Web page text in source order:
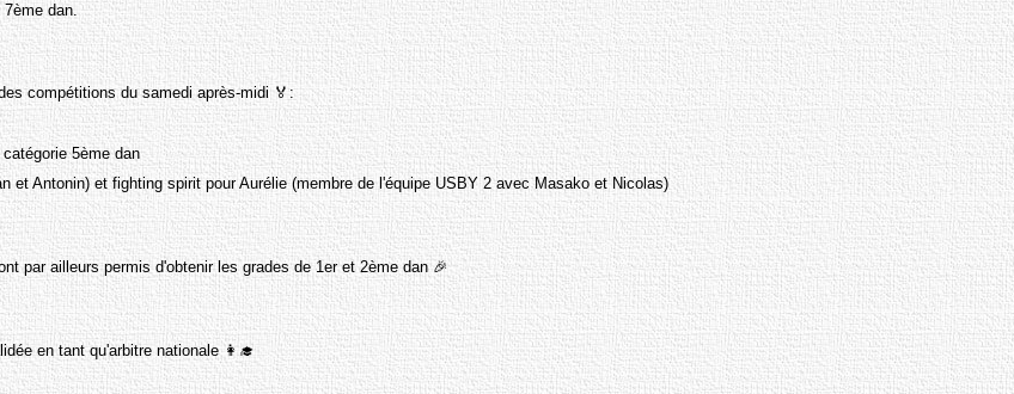
dan.
compétitions du samedi après-midi 🏅:
5ème dan
et Antonin) et fighting spirit pour Aurélie (membre de l'équipe USBY 2 avec Masako et Nicolas)
par ailleurs permis d'obtenir les grades de 1er et 2ème dan 🎉
en tant qu'arbitre nationale 👩‍🎓